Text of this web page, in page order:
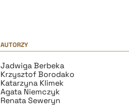
AUTORZY
Jadwiga Berbeka
Krzysztof Borodako
Katarzyna Klimek
Agata Niemczyk
Renata Seweryn